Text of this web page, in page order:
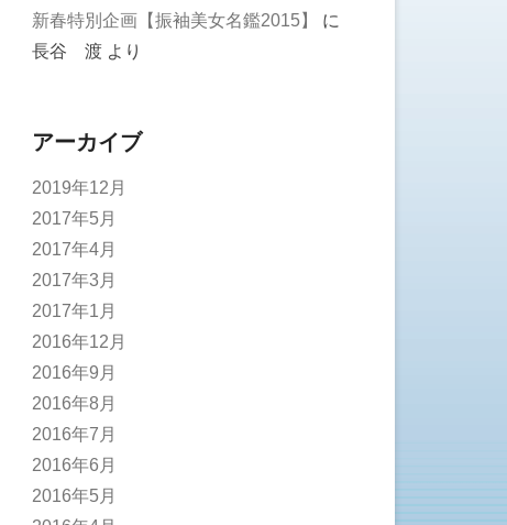
新春特別企画【振袖美女名鑑2015】
に
長谷 渡 より
アーカイブ
2019年12月
2017年5月
2017年4月
2017年3月
2017年1月
2016年12月
2016年9月
2016年8月
2016年7月
2016年6月
2016年5月